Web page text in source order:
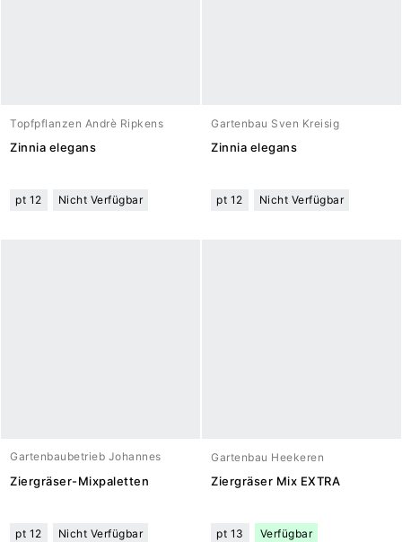
Topfpflanzen Andrè Ripkens
Zinnia elegans
pt 12 Nicht Verfügbar
Gartenbau Sven Kreisig
Zinnia elegans
pt 12 Nicht Verfügbar
Gartenbaubetrieb Johannes
Meuwesen
Ziergräser-Mixpaletten
pt 12 Nicht Verfügbar
Gartenbau Heekeren
Ziergräser Mix EXTRA
pt 13 Verfügbar